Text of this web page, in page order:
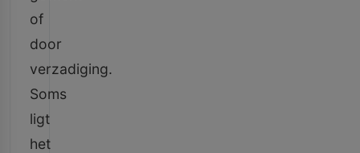
of
door
verzadiging.
Soms
ligt
het